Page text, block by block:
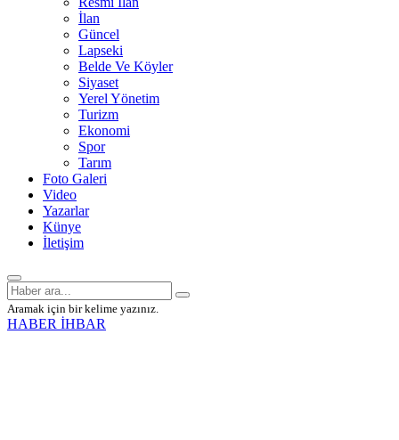
İlan
Güncel
Lapseki
Belde Ve Köyler
Siyaset
Yerel Yönetim
Turizm
Ekonomi
Spor
Tarım
Foto Galeri
Video
Yazarlar
Künye
İletişim
Aramak için bir kelime yazınız.
HABER İHBAR